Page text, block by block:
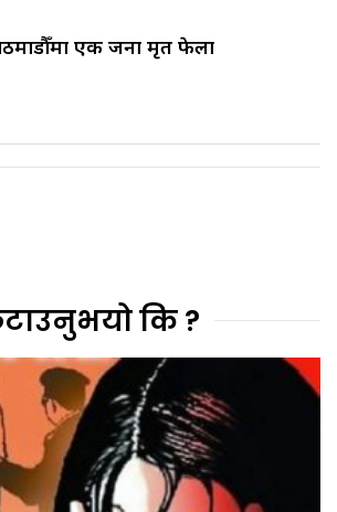
एक जना मृत फेला
कि ?